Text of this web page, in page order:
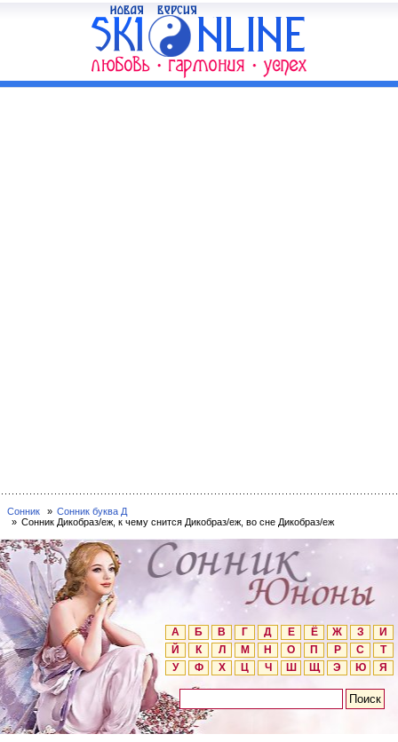
Сонник
Сонник буква Д
Сонник Дикобраз/еж, к чему снится Дикобраз/еж, во сне Дикобраз/еж
А Б В Г Д Е Ё Ж З
И
Й
К Л М Н О П Р С
Т
У
Ф Х Ц Ч Ш Щ Э Ю Я